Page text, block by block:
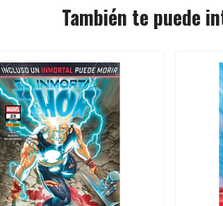
También te puede